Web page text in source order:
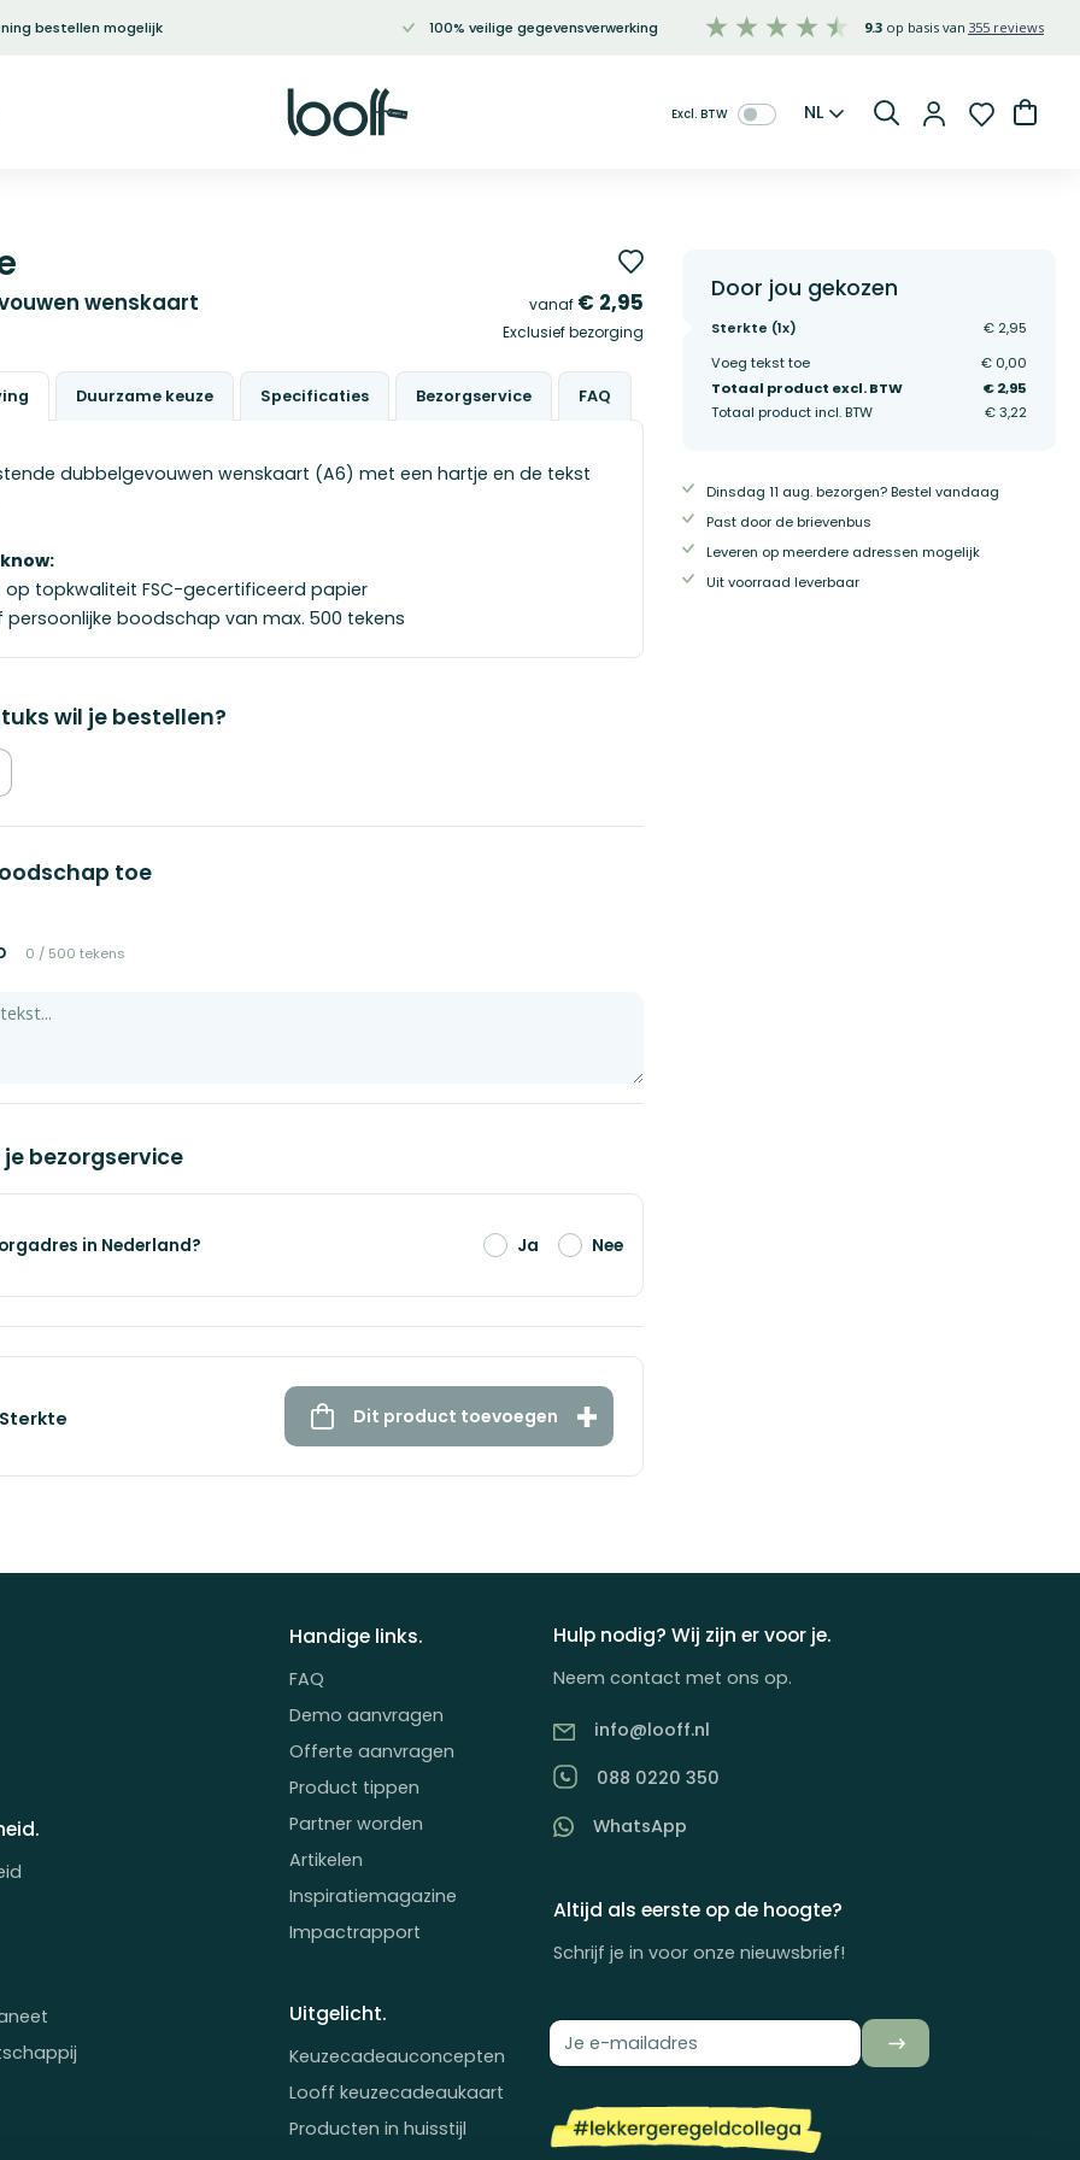
bestellen mogelijk 100% veilige gegevensverwerking 9.3 355 reviews
Taal
NL
Door jou gekozen
Sterkte (1x)
€ 2,95
Voeg tekst toe
€ 0,00
Totaal product excl. BTW
€ 2,95
Totaal product incl. BTW
€ 3,22
Dinsdag 11 aug. bezorgen? Bestel vandaag
Past door de brievenbus
Leveren op meerdere adressen mogelijk
Uit voorraad leverbaar
wenskaart vanaf € 2,95
Exclusief bezorging
dubbelgevouwen wenskaart (A6) met een hartje en de tekst
op topkwaliteit FSC-gecertificeerd papier
persoonlijke boodschap van max. 500 tekens
Duurzame keuze Specificaties Bezorgservice FAQ
wil je bestellen?
€ 2,95
toe
toe
0 / 500 tekens
bezorgservice
in Nederland? Ja Nee
Sterkte Dit product toevoegen
Handige links.
FAQ
Demo aanvragen
Offerte aanvragen
Product tippen
Partner worden
Artikelen
Inspiratiemagazine
Impactrapport
Uitgelicht.
Keuzecadeauconcepten
Looff keuzecadeaukaart
Producten in huisstijl
Hulp nodig? Wij zijn er voor je.
Neem contact met ons op.
info@looff.nl
088 0220 350
WhatsApp
Altijd als eerste op de hoogte?
Schrijf je in voor onze nieuwsbrief!